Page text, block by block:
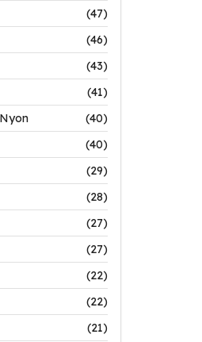
(47)
(46)
(43)
(41)
(40)
(40)
(29)
(28)
(27)
(27)
(22)
(22)
(21)